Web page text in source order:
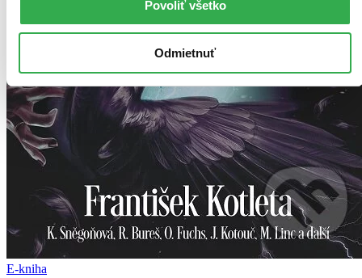
Povoliť všetko
Odmietnuť
E-kniha